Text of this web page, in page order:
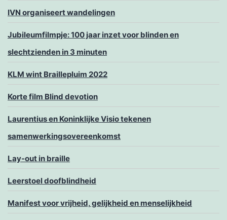
IVN organiseert wandelingen
Jubileumfilmpje: 100 jaar inzet voor blinden en
slechtzienden in 3 minuten
KLM wint Braillepluim 2022
Korte film Blind devotion
Laurentius en Koninklijke Visio tekenen
samenwerkingsovereenkomst
Lay-out in braille
Leerstoel doofblindheid
Manifest voor vrijheid, gelijkheid en menselijkheid